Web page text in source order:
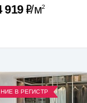
919Р м2
В РЕГИСТР